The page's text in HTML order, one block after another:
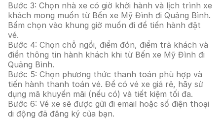
Bước 3: Chọn nhà xe có giờ khởi hành và lịch trình xe
khách mong muốn từ Bến xe Mỹ Đình đi Quảng Bình.
Bấm chọn vào khung giờ muốn đi để tiến hành đặt
vé.
Bước 4: Chọn chỗ ngồi, điểm đón, điểm trả khách và
điền thông tin hành khách khi từ Bến xe Mỹ Đình đi
Quảng Bình.
Bước 5: Chọn phương thức thanh toán phù hợp và
tiến hành thanh toán vé. Để có vé xe giá rẻ, hãy sử
dụng mã khuyến mãi (nếu có) và tiết kiệm tối đa.
Bước 6: Vé xe sẽ được gửi đi email hoặc số điện thoại
di động đã đăng ký của bạn.